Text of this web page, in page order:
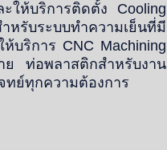
ให้บริการติดตั้ง Cooling
หรับระบบทำความเย็นที่มี
บริการ CNC Machining
ย ท่อพลาสติกสำหรับงาน
ทย์ทุกความต้องการ